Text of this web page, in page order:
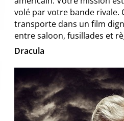
volé par votre bande rivale.
transporte dans un film
entre saloon, fusillades et
Dracula